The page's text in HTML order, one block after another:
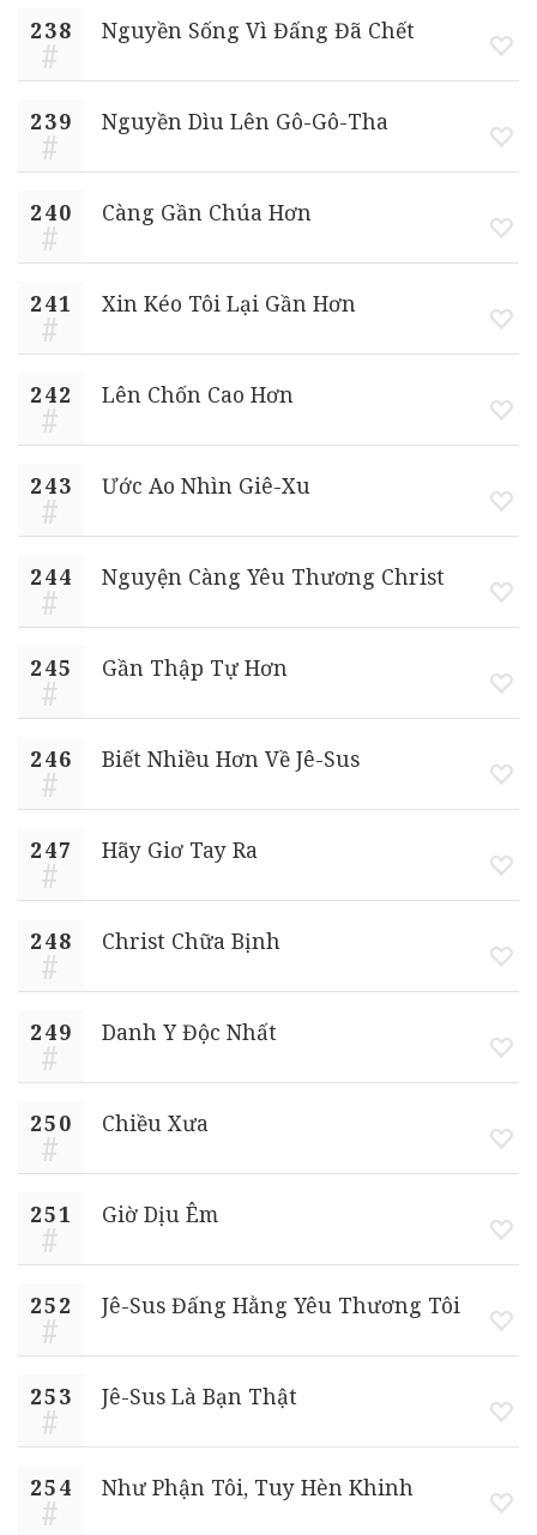
238 Nguyền Sống Vì Đấng Đã Chết
239 Nguyền Dìu Lên Gô-Gô-Tha
240 Càng Gần Chúa Hơn
241 Xin Kéo Tôi Lại Gần Hơn
242 Lên Chốn Cao Hơn
243 Ước Ao Nhìn Giê-Xu
244 Nguyện Càng Yêu Thương Christ
245 Gần Thập Tự Hơn
246 Biết Nhiều Hơn Về Jê-Sus
247 Hãy Giơ Tay Ra
248 Christ Chữa Bịnh
249 Danh Y Độc Nhất
250 Chiều Xưa
251 Giờ Dịu Êm
252 Jê-Sus Đấng Hằng Yêu Thương Tôi
253 Jê-Sus Là Bạn Thật
254 Như Phận Tôi, Tuy Hèn Khinh